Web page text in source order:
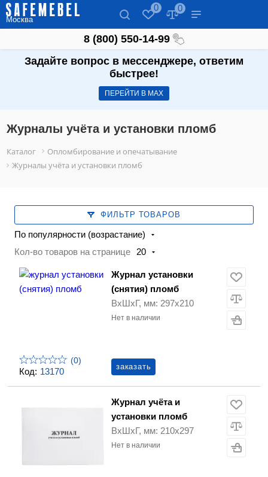
Москва
0 0
8 (800) 550-14-99
Задайте вопрос в мессенджере, ответим
быстрее!
ПЕРЕЙТИ В МАХ
Журналы учёта и установки пломб
Каталог
Опломбирование и опечатывание
Журналы учёта и установки пломб
ФИЛЬТР ТОВАРОВ
По популярности (возрастание)
Кол-во товаров на странице
20
Код: 13170
(0)
Журнал установки
(снятия) пломб
ВхШхГ, мм: 297х210
Нет в наличии
заказать
Журнал учёта и
установки пломб
ВхШхГ, мм: 210х297
Нет в наличии